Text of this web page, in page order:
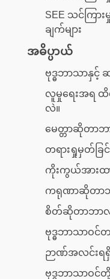
SEE သင်ကြာ
ချက်များ
အဓိပ္ပာယ်
ဗုဒ္ဓဘာသာနှင့်
လူမှုရေးအရ ထိ
လဲ။
မေတ္တာဆိုတာဘ
တရားရှုမှတ်ခ
ကိုးကွယ်အားထ
ကရုဏာဆိုတာ
စိတ်ဆိုတာဘာ
ဗုဒ္ဓဘာသာဝ
ဉာဏ်အလင်းရ
ဗုဒ္ဓဘာသာဝ